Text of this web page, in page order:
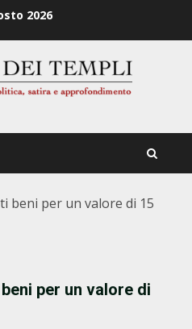
2026
beni per un valore di 15
per un valore di